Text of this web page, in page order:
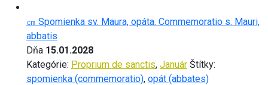
㎝ Spomienka sv. Maura, opáta. Commemoratio s. Mauri,
abbatis
Dňa 15.01.2028
Kategórie: Proprium de sanctis, Január Štítky:
spomienka (commemoratio), opát (abbates)